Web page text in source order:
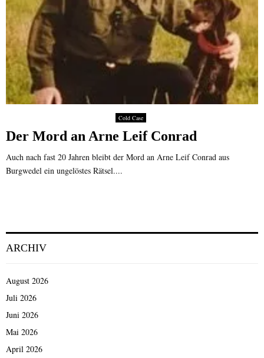
Cold Case
Der Mord an Arne Leif Conrad
Auch nach fast 20 Jahren bleibt der Mord an Arne Leif Conrad aus
Burgwedel ein ungelöstes Rätsel....
ARCHIV
August 2026
Juli 2026
Juni 2026
Mai 2026
April 2026